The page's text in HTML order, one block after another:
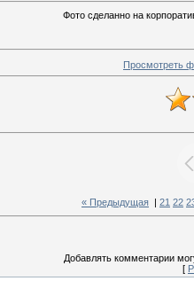
Фото сделанно на
Просмотреть
« Предыдущая 21 22
Добавлять комментарии
[